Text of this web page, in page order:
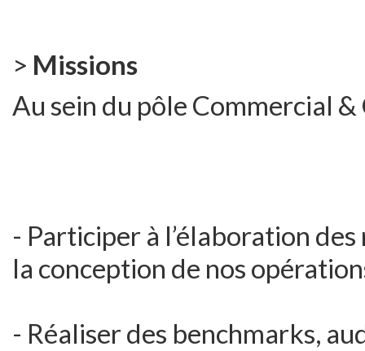
> Missions
Au sein du pôle Commercial &
- Participer à l’élaboration
la conception de nos
- Réaliser des benchmarks,